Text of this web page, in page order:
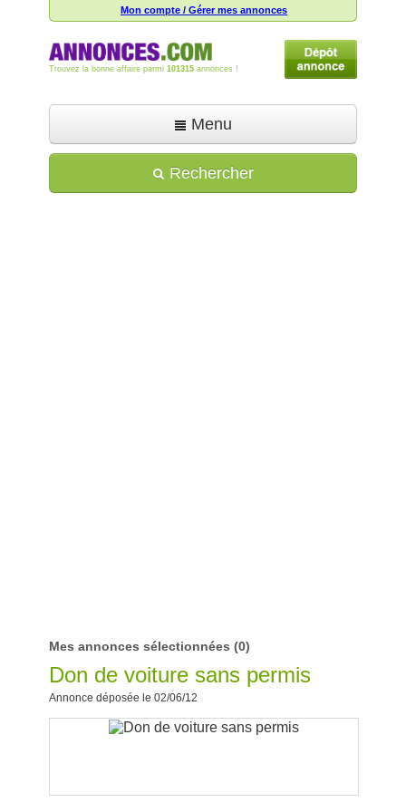
Mon compte / Gérer mes annonces
Trouvez la bonne affaire parmi 101315 annonces !
Menu
Déposer une annonce
Rechercher
Mes annonces sélectionnées (0)
Don de voiture sans permis
Annonce déposée le 02/06/12